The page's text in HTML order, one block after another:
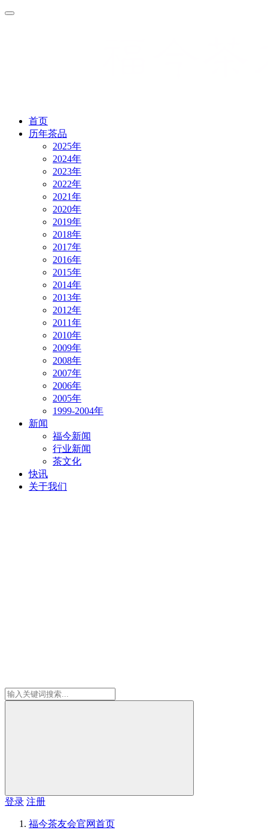
首页
历年茶品
2025年
2024年
2023年
2022年
2021年
2020年
2019年
2018年
2017年
2016年
2015年
2014年
2013年
2012年
2011年
2010年
2009年
2008年
2007年
2006年
2005年
1999-2004年
新闻
福今新闻
行业新闻
茶文化
快讯
关于我们
登录 注册
福今茶友会官网首页